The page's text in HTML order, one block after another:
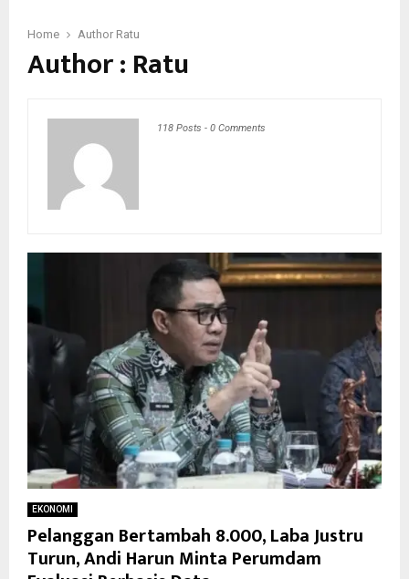
Home Author Ratu
Author : Ratu
118 Posts - 0 Comments
EKONOMI
Pelanggan Bertambah 8.000, Laba Justru
Turun, Andi Harun Minta Perumdam